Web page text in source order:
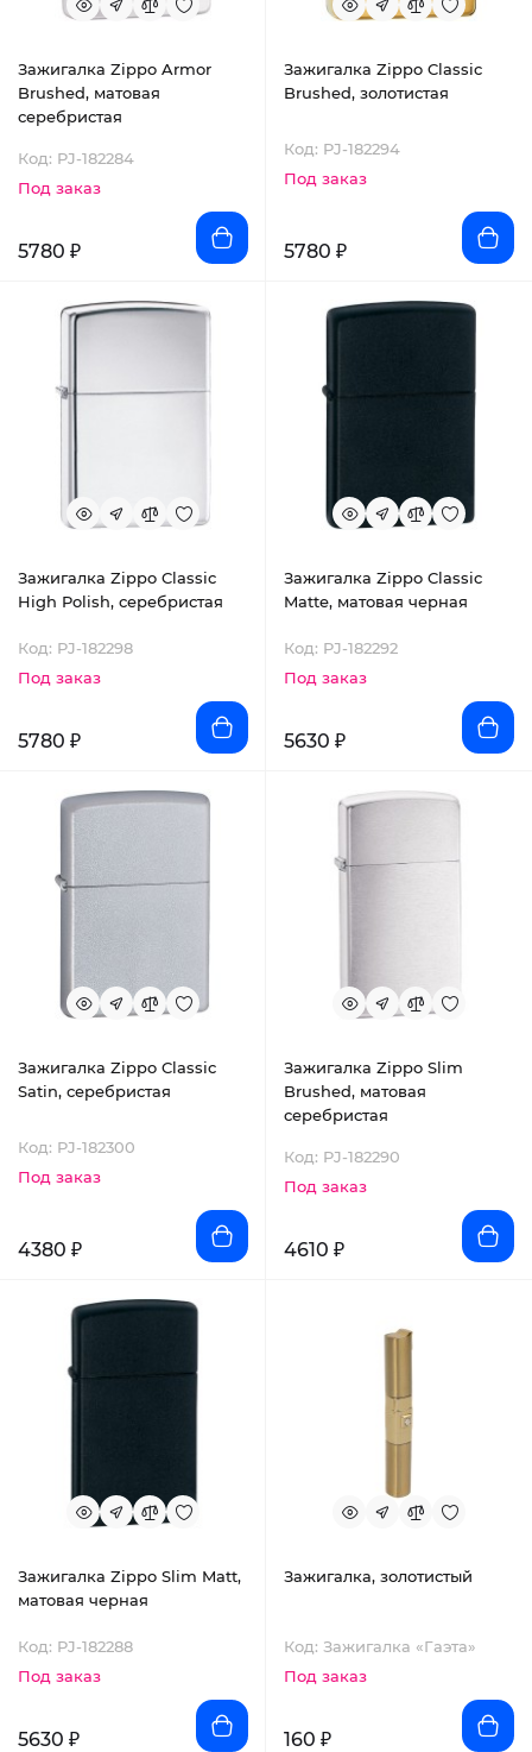
Зажигалка Zippo Armor
Brushed, матовая
серебристая
Код: PJ-182284
Под заказ
5780 ₽
Зажигалка Zippo Classic
Brushed, золотистая
Код: PJ-182294
Под заказ
5780 ₽
Зажигалка Zippo Classic
High Polish, серебристая
Код: PJ-182298
Под заказ
5780 ₽
Зажигалка Zippo Classic
Matte, матовая черная
Код: PJ-182292
Под заказ
5630 ₽
Зажигалка Zippo Classic
Satin, серебристая
Код: PJ-182300
Под заказ
4380 ₽
Зажигалка Zippo Slim
Brushed, матовая
серебристая
Код: PJ-182290
Под заказ
4610 ₽
Зажигалка Zippo Slim Matt,
матовая черная
Код: PJ-182288
Под заказ
5630 ₽
Зажигалка, золотистый
Код: Зажигалка «Гаэта»
Под заказ
160 ₽